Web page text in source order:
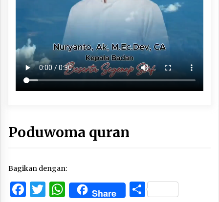
Poduwoma quran
Bagikan dengan:
Facebook
Twitter
WhatsApp
Share Share